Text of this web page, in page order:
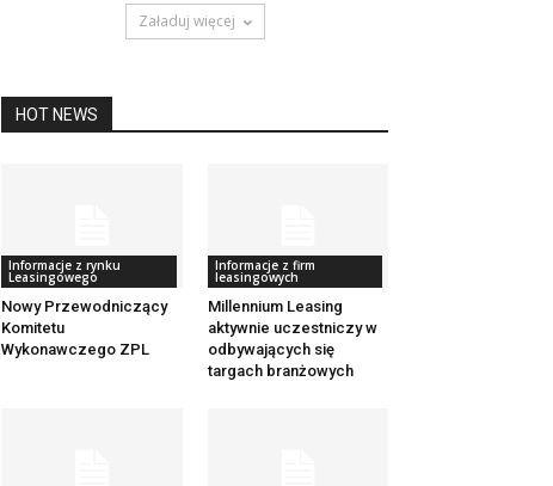
Załaduj więcej
HOT NEWS
Informacje z rynku
Leasingowego
Nowy Przewodniczący
Komitetu
Wykonawczego ZPL
Informacje z firm
leasingowych
Millennium Leasing
aktywnie uczestniczy w
odbywających się
targach branżowych